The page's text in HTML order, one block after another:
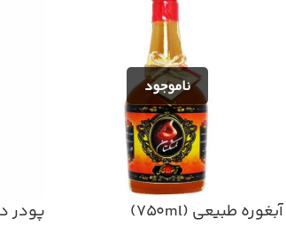
آبغوره طبیعی (۷۵۰ml) پودر